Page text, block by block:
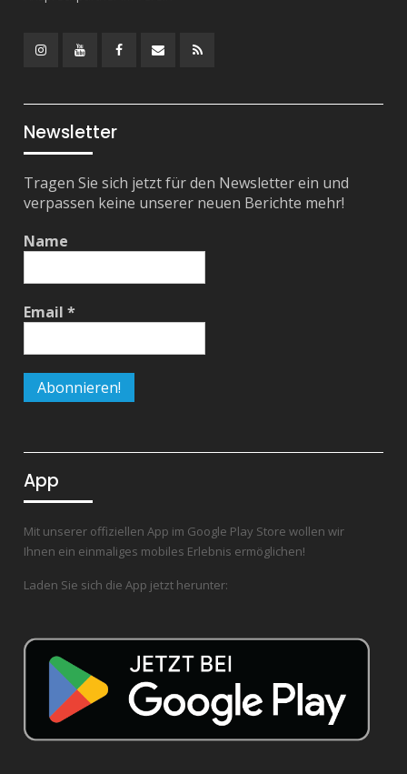
Newsletter
Tragen Sie sich jetzt für den Newsletter ein und
verpassen keine unserer neuen Berichte mehr!
Name
Email*
App
Mit unserer offiziellen App im Google Play Store wollen wir
Ihnen ein einmaliges mobiles Erlebnis ermöglichen!
Laden Sie sich die App jetzt herunter: